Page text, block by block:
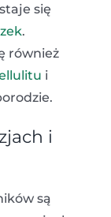
się
.
również
i
i
są